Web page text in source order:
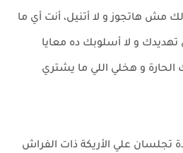
مش هاتجوز و لا أتنيل، أنت أي ما
و لا أسلوبك ده معايا
و هخلي اللي ما يشتري
تجلسان علي الأريكة ذات الفراش